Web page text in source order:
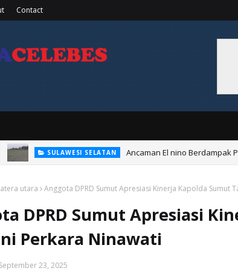
Contact
SULAWESI SELATAN Ancaman El nino Berdampak
utara Anggota DPRD Sumut Apresiasi Kinerja Kapolda Sumut
DPRD Sumut Apresiasi
Perkara Ninawati
September 23, 2025